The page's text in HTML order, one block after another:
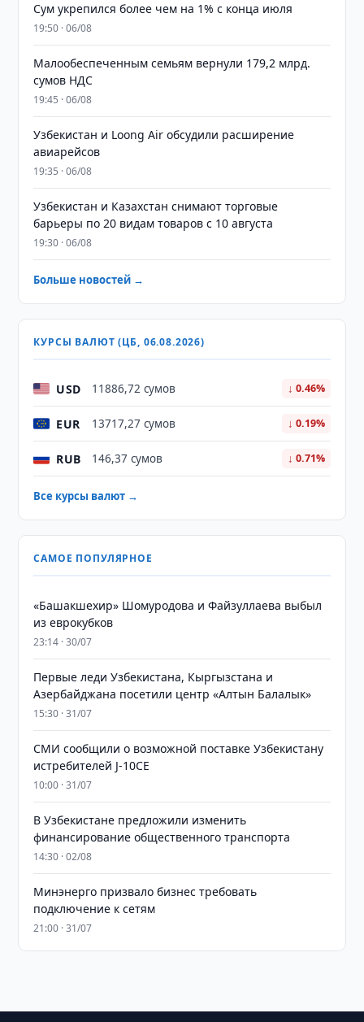
Сум укрепился более чем на 1% с конца июля
19:50 · 06/08
Малообеспеченным семьям вернули 179,2 млрд.
сумов НДС
19:45 · 06/08
Узбекистан и Loong Air обсудили расширение
авиарейсов
19:35 · 06/08
Узбекистан и Казахстан снимают торговые
барьеры по 20 видам товаров с 10 августа
19:30 · 06/08
Больше новостей →
КУРСЫ ВАЛЮТ (ЦБ, 06.08.2026)
USD 11886,72 сумов ↓ 0.46%
EUR 13717,27 сумов ↓ 0.19%
RUB 146,37 сумов ↓ 0.71%
Все курсы валют →
САМОЕ ПОПУЛЯРНОЕ
«Башакшехир» Шомуродова и Файзуллаева выбыл
из еврокубков
23:14 · 30/07
Первые леди Узбекистана, Кыргызстана и
Азербайджана посетили центр «Алтын Балалык»
15:30 · 31/07
СМИ сообщили о возможной поставке Узбекистану
истребителей J-10CE
10:00 · 31/07
В Узбекистане предложили изменить
финансирование общественного транспорта
14:30 · 02/08
Минэнерго призвало бизнес требовать
подключение к сетям
21:00 · 31/07